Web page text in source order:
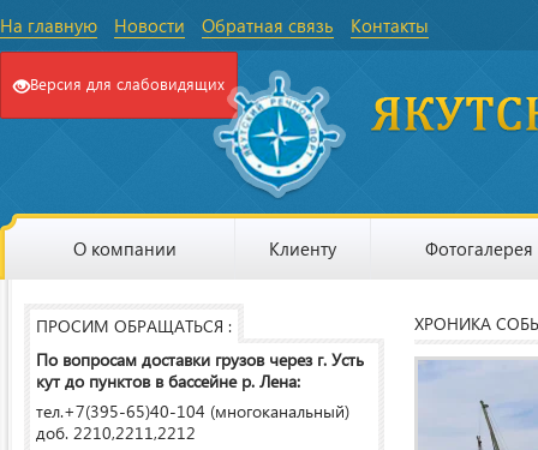
На главную Новости Обратная связь Контакты
Версия для слабовидящих
О компании Клиенту Фотогалерея
ПРОСИМ ОБРАЩАТЬСЯ :
По вопросам доставки грузов через г. Усть
кут до пунктов в бассейне р. Лена:
тел.+7(395-65)40-104 (многоканальный)
доб. 2210,2211,2212
ХРОНИКА